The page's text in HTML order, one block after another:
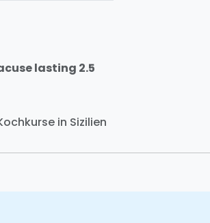
lasting 2.5
in Sizilien